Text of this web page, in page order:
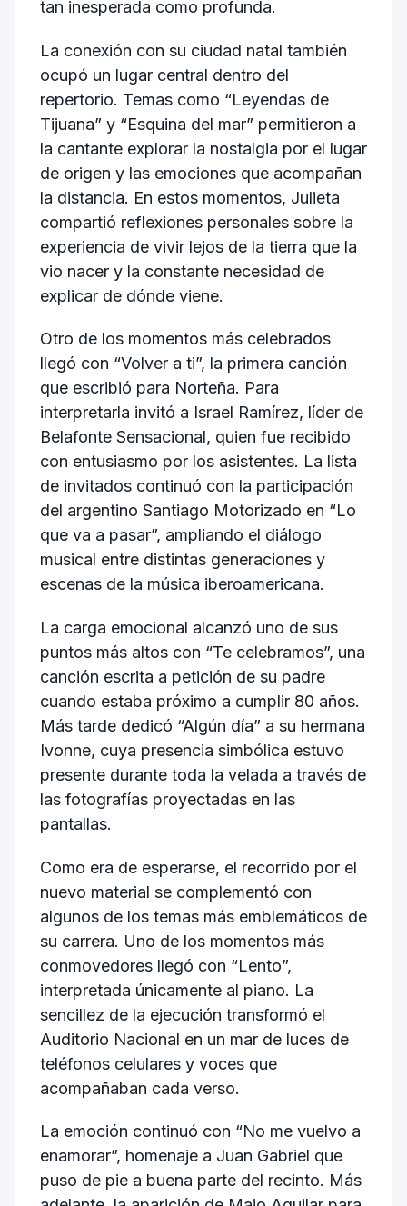
tan inesperada como profunda.
La conexión con su ciudad natal también
ocupó un lugar central dentro del
repertorio. Temas como “Leyendas de
Tijuana” y “Esquina del mar” permitieron a
la cantante explorar la nostalgia por el lugar
de origen y las emociones que acompañan
la distancia. En estos momentos, Julieta
compartió reflexiones personales sobre la
experiencia de vivir lejos de la tierra que la
vio nacer y la constante necesidad de
explicar de dónde viene.
Otro de los momentos más celebrados
llegó con “Volver a ti”, la primera canción
que escribió para Norteña. Para
interpretarla invitó a Israel Ramírez, líder de
Belafonte Sensacional, quien fue recibido
con entusiasmo por los asistentes. La lista
de invitados continuó con la participación
del argentino Santiago Motorizado en “Lo
que va a pasar”, ampliando el diálogo
musical entre distintas generaciones y
escenas de la música iberoamericana.
La carga emocional alcanzó uno de sus
puntos más altos con “Te celebramos”, una
canción escrita a petición de su padre
cuando estaba próximo a cumplir 80 años.
Más tarde dedicó “Algún día” a su hermana
Ivonne, cuya presencia simbólica estuvo
presente durante toda la velada a través de
las fotografías proyectadas en las
pantallas.
Como era de esperarse, el recorrido por el
nuevo material se complementó con
algunos de los temas más emblemáticos de
su carrera. Uno de los momentos más
conmovedores llegó con “Lento”,
interpretada únicamente al piano. La
sencillez de la ejecución transformó el
Auditorio Nacional en un mar de luces de
teléfonos celulares y voces que
acompañaban cada verso.
La emoción continuó con “No me vuelvo a
enamorar”, homenaje a Juan Gabriel que
puso de pie a buena parte del recinto. Más